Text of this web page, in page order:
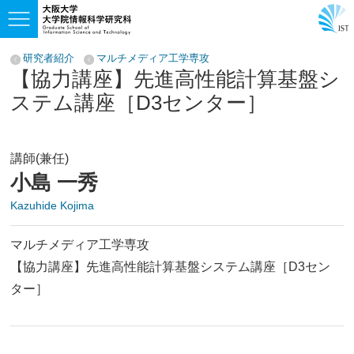
研究者紹介 マルチメディア工学専攻
【協力講座】先進高性能計算基盤シ
ステム講座［D3センター］
講師(兼任)
小島 一秀
Kazuhide Kojima
マルチメディア工学専攻
【協力講座】先進高性能計算基盤システム講座［D3セン
ター］